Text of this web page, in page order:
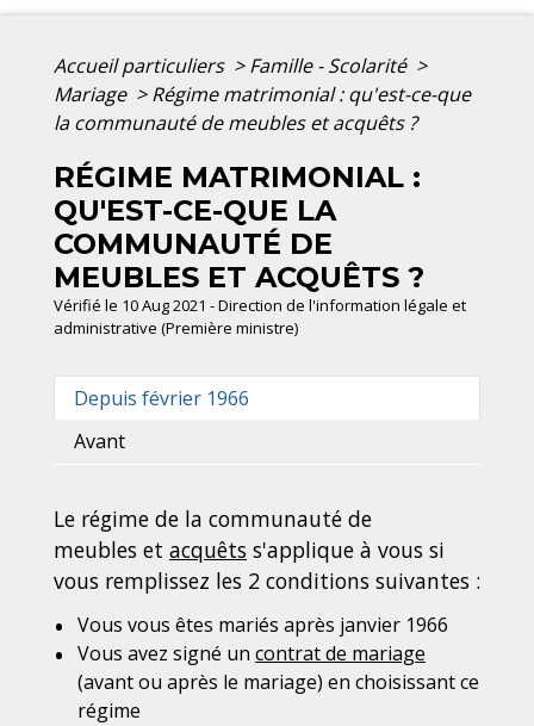
Accueil particuliers > Famille - Scolarité >
Mariage > Régime matrimonial : qu'est-ce-que
la communauté de meubles et acquêts ?
RÉGIME MATRIMONIAL :
QU'EST-CE-QUE LA
COMMUNAUTÉ DE
MEUBLES ET ACQUÊTS ?
Vérifié le 10 Aug 2021 - Direction de l'information légale et
administrative (Première ministre)
Depuis février 1966
Avant
Le régime de la communauté de
meubles et acquêts s'applique à vous si
vous remplissez les 2 conditions suivantes :
Vous vous êtes mariés après janvier 1966
Vous avez signé un contrat de mariage
(avant ou après le mariage) en choisissant ce
régime